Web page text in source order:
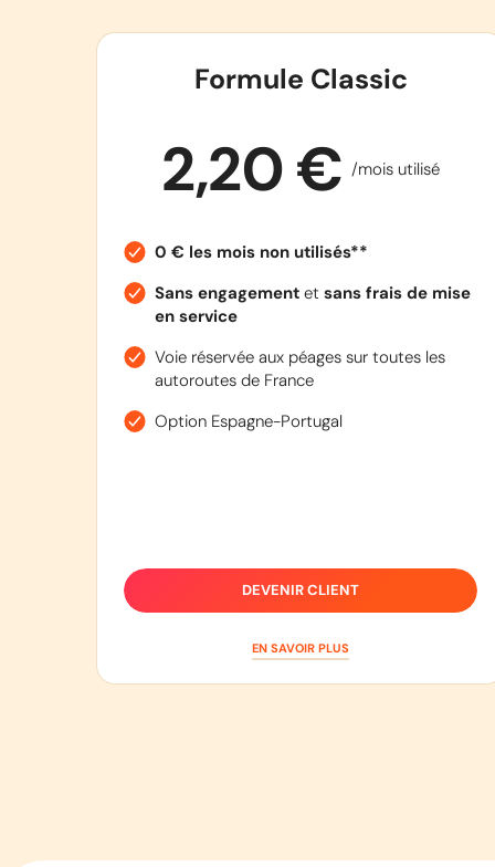
Formule Classic
2,20 € /mois utilisé
0 € les mois non utilisés**
Sans engagementet sans frais de mise
en service
Voie réservée aux péages sur toutes les
autoroutes de France
Option Espagne-Portugal
DEVENIR CLIENT
EN SAVOIR PLUS